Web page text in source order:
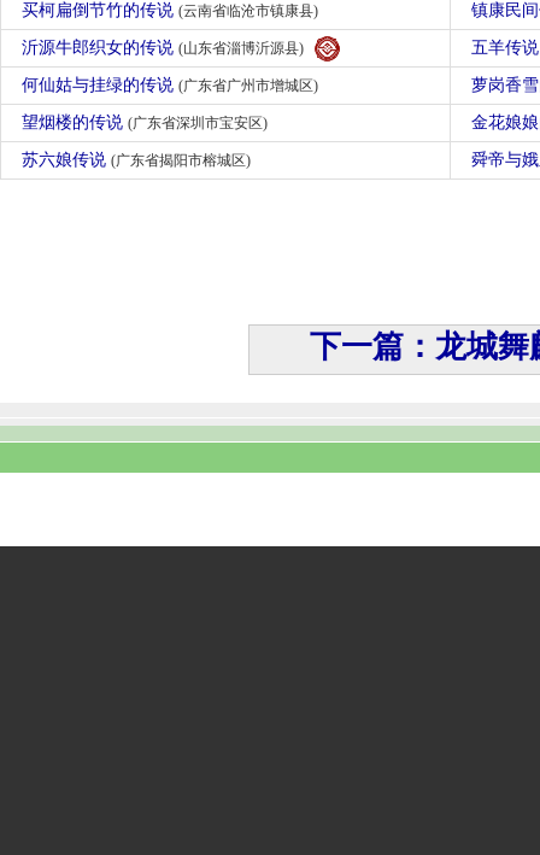
买柯扁倒节竹的传说 (云南省临沧市镇康县) 镇康民
沂源牛郎织女的传说 (山东省淄博沂源县) 五羊传
何仙姑与挂绿的传说 (广东省广州市增城区) 萝岗香
望烟楼的传说 (广东省深圳市宝安区) 金花娘
苏六娘传说 (广东省揭阳市榕城区) 舜帝与
下一篇：龙城舞